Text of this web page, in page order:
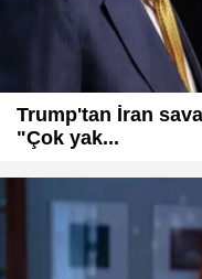
Trump'tan İran
"Çok yak...